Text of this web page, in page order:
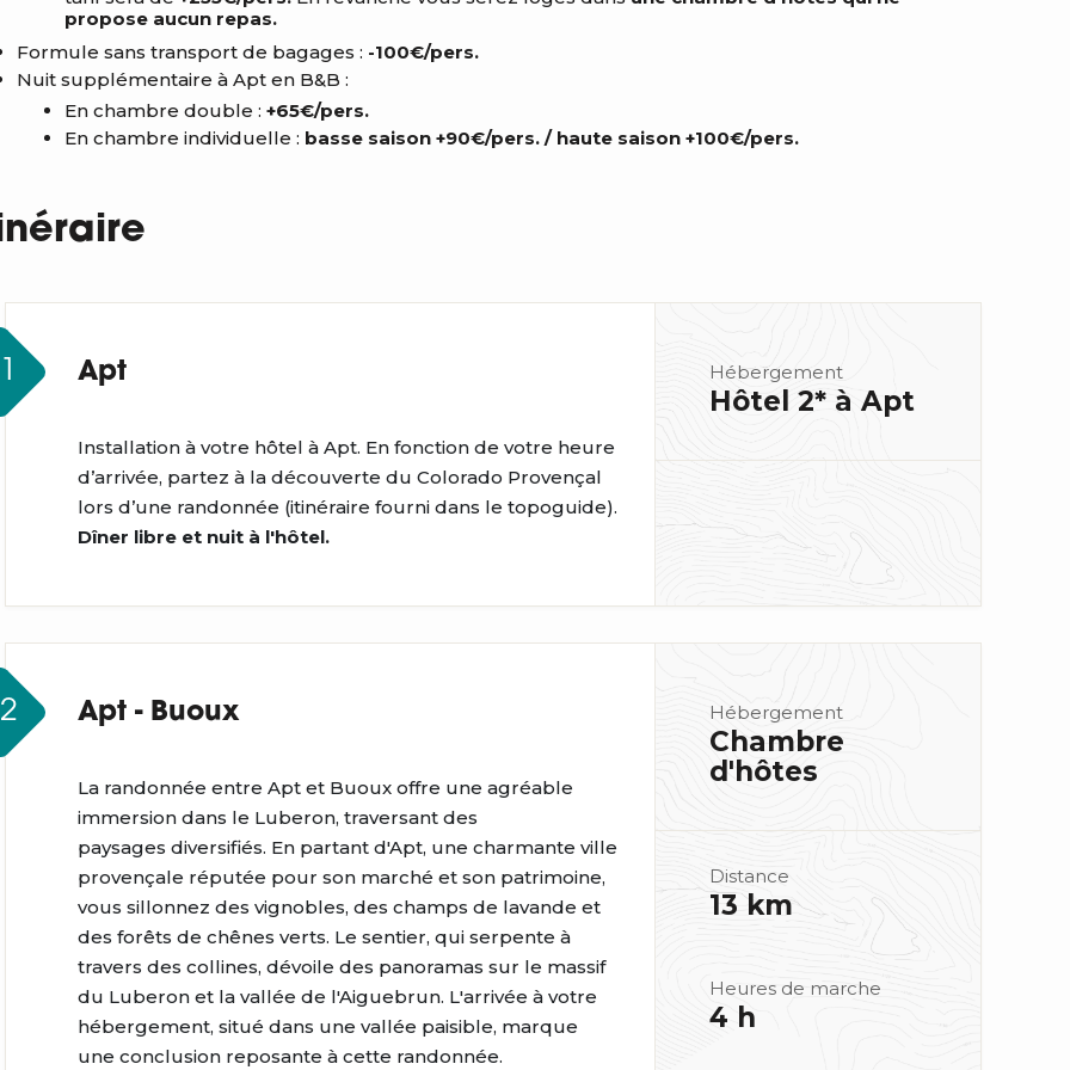
propose aucun repas.
Formule sans transport de bagages : -100€/pers.
Nuit supplémentaire à Apt en B&B :
En chambre double : +65€/pers.
En chambre individuelle : basse saison +90€/pers. / haute saison +100€/pers.
Apt
Installation à votre hôtel à Apt. En fonction de votre heure
d’arrivée, partez à la découverte du Colorado Provençal
lors d’une randonnée (itinéraire fourni dans le topoguide).
Dîner libre et nuit à l'hôtel.
Hébergement
Hôtel 2* à Apt
Apt - Buoux
La randonnée entre Apt et Buoux offre une agréable
immersion dans le Luberon, traversant des
paysages diversifiés. En partant d'Apt, une charmante ville
provençale réputée pour son marché et son patrimoine,
vous sillonnez des vignobles, des champs de lavande et
des forêts de chênes verts. Le sentier, qui serpente à
travers des collines, dévoile des panoramas sur le massif
du Luberon et la vallée de l'Aiguebrun. L'arrivée à votre
hébergement, situé dans une vallée paisible, marque
une conclusion reposante à cette randonnée.
Hébergement
Chambre
d'hôtes
Distance
13 km
Heures de marche
4 h